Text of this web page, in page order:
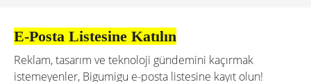
E-Posta Listesine Katılın
Reklam, tasarım ve teknoloji gündemini kaçırmak
istemeyenler, Bigumigu e-posta listesine kayıt olun!